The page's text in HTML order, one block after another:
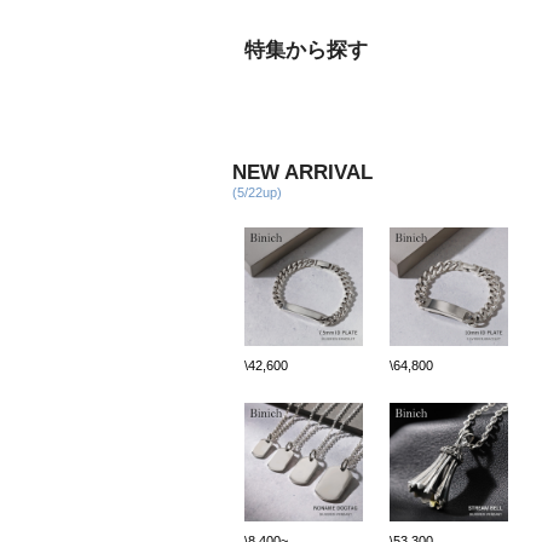
特集から探す